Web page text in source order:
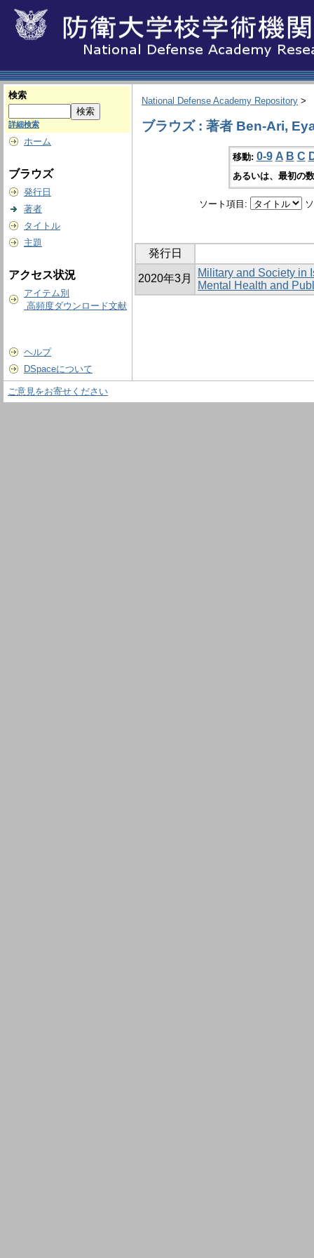
検索
詳細検索
ホーム
ブラウズ
発行日
著者
タイトル
主題
アクセス状況
アイテム別
高頻度ダウンロード文献
ヘルプ
DSpaceについて
National Defense Academy Repository >
ブラウズ : 著者 Ben-Ari,
移動: 0-9 A B C
あるいは、最初の
ソート項目:
発行日
2020年3月
Military and Society in
Mental Health and
ご意見をお寄せください